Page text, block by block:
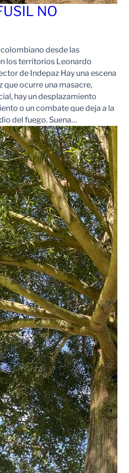
NO
desde las
los territorios Leonardo
de Indepaz Hay una escena
que ocurre una masacre,
hay un desplazamiento
o un combate que deja a la
del fuego. Suena…